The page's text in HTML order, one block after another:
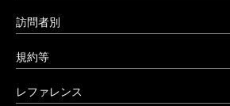
〒158-8558 東京都世田谷区上野毛3-15-34
03-3702-1141（代）
八王子キャンパス
多摩美術大学図書館
多摩美術大学美術館
アートテーク
アートアーカイヴセンター
訪問者別
受験生の方へ
受験上の配慮をご希望の方へ
在学生の方へ
規約等
公益通報窓口
レファレンス